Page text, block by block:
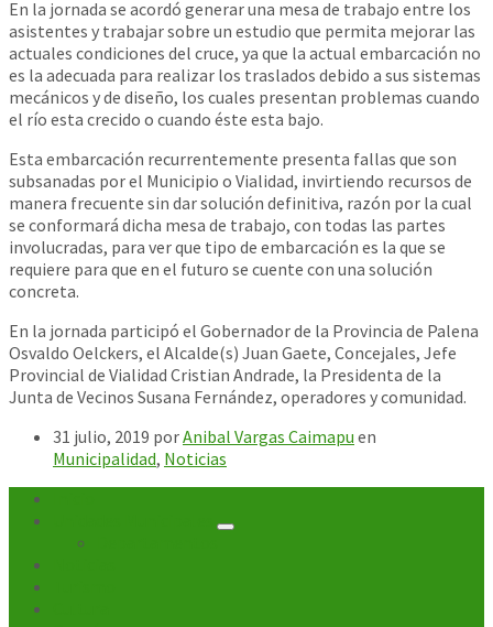
En la jornada se acordó generar una mesa de trabajo entre los
asistentes y trabajar sobre un estudio que permita mejorar las
actuales condiciones del cruce, ya que la actual embarcación no
es la adecuada para realizar los traslados debido a sus sistemas
mecánicos y de diseño, los cuales presentan problemas cuando
el río esta crecido o cuando éste esta bajo.
Esta embarcación recurrentemente presenta fallas que son
subsanadas por el Municipio o Vialidad, invirtiendo recursos de
manera frecuente sin dar solución definitiva, razón por la cual
se conformará dicha mesa de trabajo, con todas las partes
involucradas, para ver que tipo de embarcación es la que se
requiere para que en el futuro se cuente con una solución
concreta.
En la jornada participó el Gobernador de la Provincia de Palena
Osvaldo Oelckers, el Alcalde(s) Juan Gaete, Concejales, Jefe
Provincial de Vialidad Cristian Andrade, la Presidenta de la
Junta de Vecinos Susana Fernández, operadores y comunidad.
31 julio, 2019 porAnibal Vargas Caimapu en
Municipalidad, Noticias